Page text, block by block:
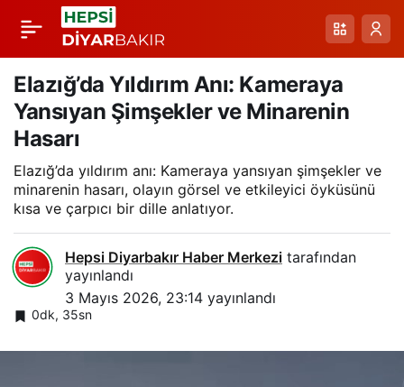
Elazığ’da Yıldırım Anı: Kameraya
Yansıyan Şimşekler ve Minarenin
Hasarı
Elazığ’da yıldırım anı: Kameraya yansıyan şimşekler ve
minarenin hasarı, olayın görsel ve etkileyici öyküsünü
kısa ve çarpıcı bir dille anlatıyor.
Hepsi Diyarbakır Haber Merkezi tarafından
yayınlandı
3 Mayıs 2026, 23:14 yayınlandı
0dk, 35sn
Batman’da Gök
Gürültülü Sağanakta
Şimşekler Gökyüzünü
Aydınlattı
Paylaş